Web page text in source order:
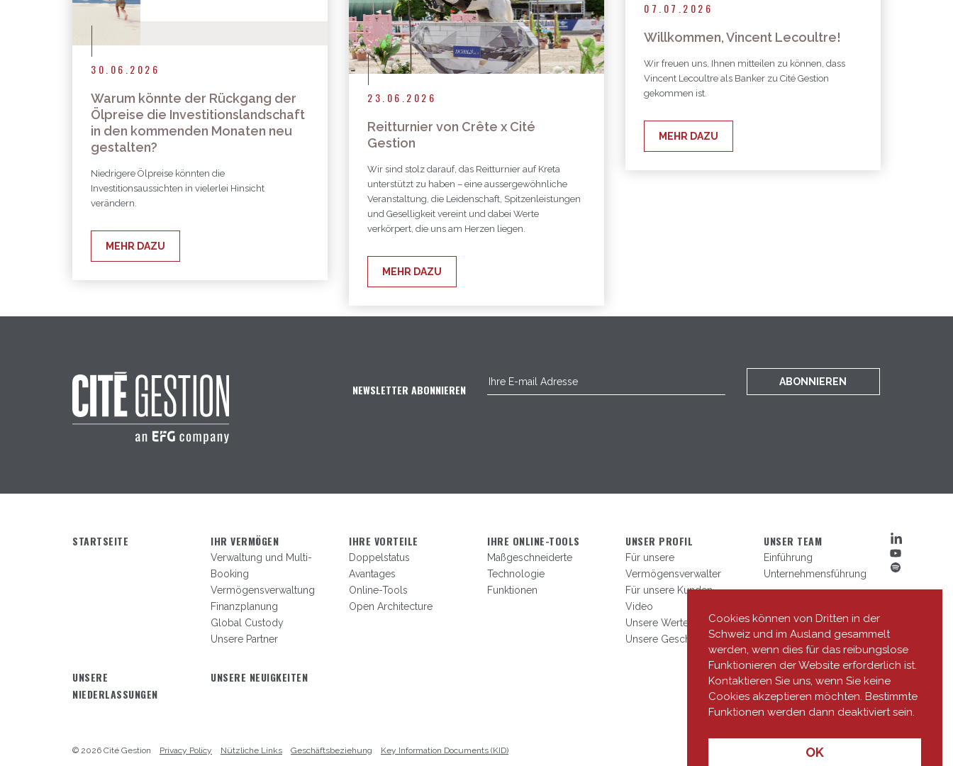
Cookies können von Dritten in der
Schweiz und im Ausland gesammelt
werden, wenn dies für das reibungslose
Funktionieren der Website erforderlich ist.
Kontaktieren Sie uns, wenn Sie keine
Cookies akzeptieren möchten. Bestimmte
Funktionen werden dann deaktiviert sein.
OK
07.07.2026
Willkommen, Vincent Lecoultre!
Wir freuen uns, Ihnen mitteilen zu können, dass
Vincent Lecoultre als Banker zu Cité Gestion
gekommen ist.
MEHR DAZU
30.06.2026
Warum könnte der Rückgang der
Ölpreise die Investitionslandschaft
in den kommenden Monaten neu
gestalten?
Niedrigere Ölpreise könnten die
Investitionsaussichten in vielerlei Hinsicht
verändern.
MEHR DAZU
23.06.2026
Reitturnier von Crête x Cité
Gestion
Wir sind stolz darauf, das Reitturnier auf Kreta
unterstützt zu haben – eine aussergewöhnliche
Veranstaltung, die Leidenschaft, Spitzenleistungen
und Geselligkeit vereint und dabei Werte
verkörpert, die uns am Herzen liegen.
MEHR DAZU
NEWSLETTER ABONNIEREN
ABONNIEREN
STARTSEITE IHR VERMÖGEN
Verwaltung und Multi-
Booking
Vermögensverwaltung
Finanzplanung
Global Custody
Unsere Partner
IHRE VORTEILE
Doppelstatus
Avantages
Online-Tools
Open Architecture
IHRE ONLINE-TOOLS
Maßgeschneiderte
Technologie
Funktionen
UNSER PROFIL
Für unsere
Vermögensverwalter
Für unsere Kunden
Video
Unsere Werte
Unsere Geschichte
UNSER TEAM
Einführung
Unternehmensführung
UNSERE
NIEDERLASSUNGEN
UNSERE NEUIGKEITEN
© 2026 Cité Gestion Privacy Policy Nützliche Links Geschäftsbeziehung Key Information Documents (KID)